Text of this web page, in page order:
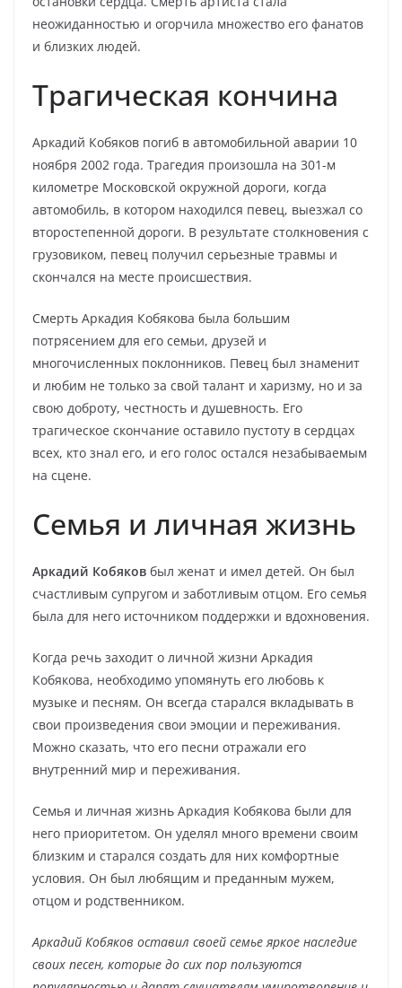
неожиданностью и огорчила множество его фанатов
и близких людей.
Трагическая кончина
Аркадий Кобяков погиб в автомобильной аварии 10
ноября 2002 года. Трагедия произошла на 301-м
километре Московской окружной дороги, когда
автомобиль, в котором находился певец, выезжал со
второстепенной дороги. В результате столкновения с
грузовиком, певец получил серьезные травмы и
скончался на месте происшествия.
Смерть Аркадия Кобякова была большим
потрясением для его семьи, друзей и
многочисленных поклонников. Певец был знаменит
и любим не только за свой талант и харизму, но и за
свою доброту, честность и душевность. Его
трагическое скончание оставило пустоту в сердцах
всех, кто знал его, и его голос остался незабываемым
на сцене.
Семья и личная жизнь
Аркадий Кобяков был женат и имел детей. Он был
счастливым супругом и заботливым отцом. Его семья
была для него источником поддержки и вдохновения.
Когда речь заходит о личной жизни Аркадия
Кобякова, необходимо упомянуть его любовь к
музыке и песням. Он всегда старался вкладывать в
свои произведения свои эмоции и переживания.
Можно сказать, что его песни отражали его
внутренний мир и переживания.
Семья и личная жизнь Аркадия Кобякова были для
него приоритетом. Он уделял много времени своим
близким и старался создать для них комфортные
условия. Он был любящим и преданным мужем,
отцом и родственником.
Аркадий Кобяков оставил своей семье яркое наследие
своих песен, которые до сих пор пользуются